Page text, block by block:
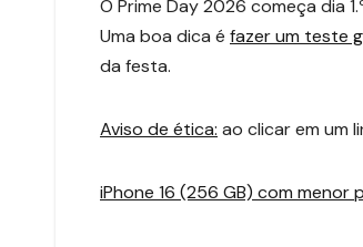
O Prime Day 2026 começa dia
Uma boa dica é fazer um teste
da festa.
Aviso de ética: ao clicar em um
iPhone 16 (256 GB) com